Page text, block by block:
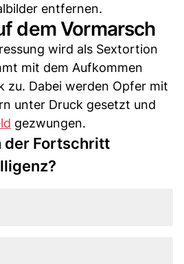
entfernen.
dem Vormarsch
wird als Sextortion
mit dem Aufkommen
zu. Dabei werden Opfer mit
unter Druck gesetzt und
gezwungen.
der Fortschritt